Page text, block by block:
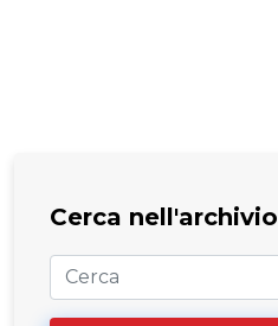
Cerca nell'archivio